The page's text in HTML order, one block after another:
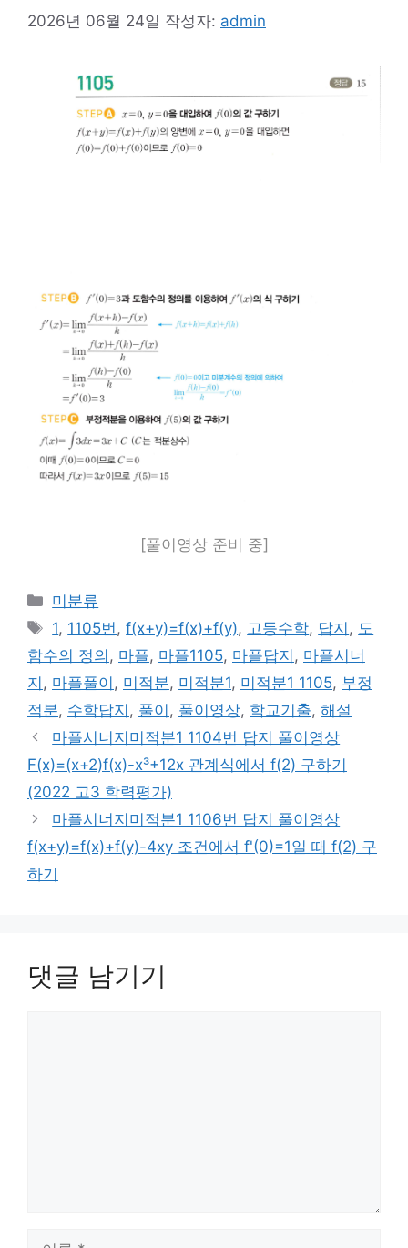
2026년 06월 24일 작성자: admin
[풀이영상 준비 중]
카
테
리
미분류
태
그
1, 1105번,f(x+y)=f(x)+f(y), 고등수학, 답지 , 도
함수의 정의 , 마플, 마플1105, 마플답지 , 마플시너
지 , 마플풀이 , 미적분, 미적분1, 미적분1 1105, 부정
적분, 수학답지 , 풀이 , 풀이영상, 학교기출, 해설
마플시너지미적분1 1104번 답지 풀이영상
F(x)=(x+2)f(x)-x³+12x 관계식에서 f(2) 구하기
(2022 고3 학력평가)
마플시너지미적분1 1106번 답지 풀이영상
f(x+y)=f(x)+f(y)-4xy 조건에서 f'(0)=1일 때 f(2) 구
하기
댓글 남기기